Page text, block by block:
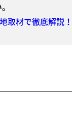
取材で徹底解説